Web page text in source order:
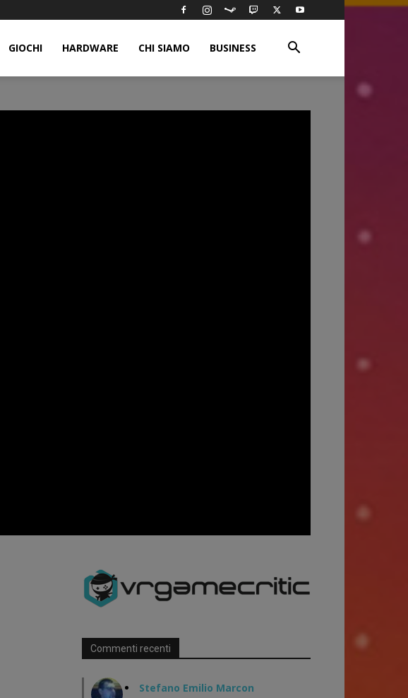
GIOCHI HARDWARE CHI SIAMO BUSINESS
Commenti recenti
Stefano Emilio Marcon